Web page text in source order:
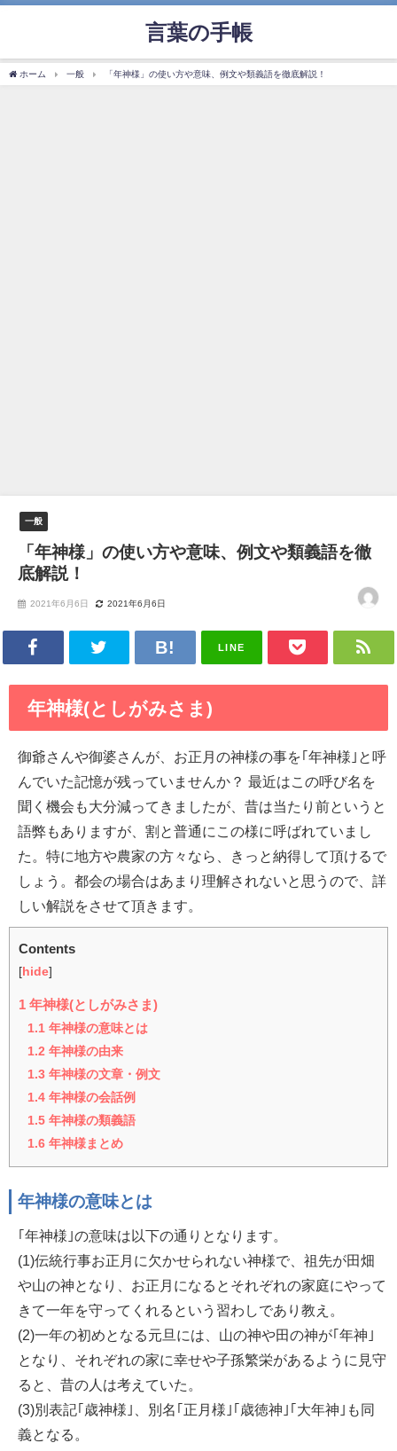
言葉の手帳
ホーム 一般 「年神様」の使い方や意味、例文や類義語を徹底解説！
一般
「年神様」の使い方や意味、例文や類義語を徹
底解説！
2021年6月6日 2021年6月6日
LINE
年神様(としがみさま)
御爺さんや御婆さんが、お正月の神様の事を｢年神様｣と呼
んでいた記憶が残っていませんか？ 最近はこの呼び名を
聞く機会も大分減ってきましたが、昔は当たり前というと
語弊もありますが、割と普通にこの様に呼ばれていまし
た。特に地方や農家の方々なら、きっと納得して頂けるで
しょう。都会の場合はあまり理解されないと思うので、詳
しい解説をさせて頂きます。
Contents
[ hide]
1 年神様(としがみさま)
1.1 年神様の意味とは
1.2 年神様の由来
1.3 年神様の文章・例文
1.4 年神様の会話例
1.5 年神様の類義語
1.6 年神様まとめ
年神様の意味とは
｢年神様｣の意味は以下の通りとなります。
(1)伝統行事お正月に欠かせられない神様で、祖先が田畑
や山の神となり、お正月になるとそれぞれの家庭にやって
きて一年を守ってくれるという習わしであり教え。
(2)一年の初めとなる元旦には、山の神や田の神が｢年神｣
となり、それぞれの家に幸せや子孫繁栄があるように見守
ると、昔の人は考えていた。
(3)別表記｢歳神様｣、別名｢正月様｣｢歳徳神｣｢大年神｣も同
義となる。